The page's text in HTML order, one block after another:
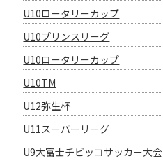
U10ロータリーカップ
U10プリンスリーグ
U10ロータリーカップ
U10TM
U12弥生杯
U11スーパーリーグ
U9大富士チビッコサッカー大会